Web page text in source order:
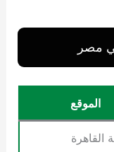
مصر
الموقع
القاهرة